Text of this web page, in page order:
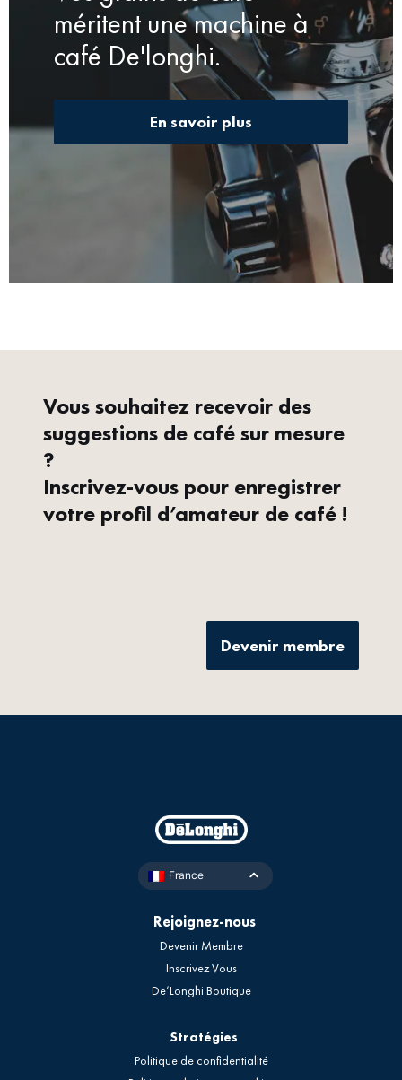
méritent une machine à
café De'longhi.
En savoir plus
Vous souhaitez recevoir des
suggestions de café sur mesure
?
Inscrivez-vous pour enregistrer
votre profil d’amateur de café !
Devenir membre
France
Rejoignez-nous
Devenir Membre
Inscrivez Vous
De’Longhi Boutique
Stratégies
Politique de confidentialité